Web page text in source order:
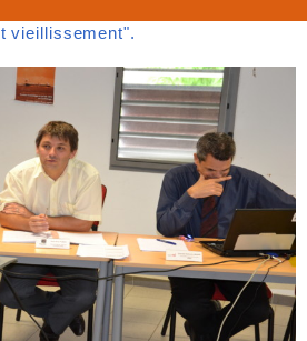
vieillissementʺ.